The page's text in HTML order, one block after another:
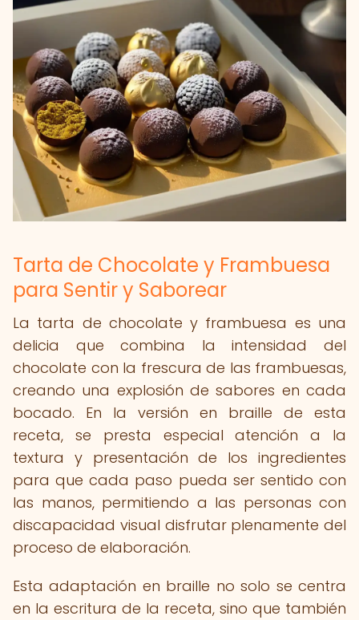
Tarta de Chocolate y Frambuesa
para Sentir y Saborear
La tarta de chocolate y frambuesa es una
delicia que combina la intensidad del
chocolate con la frescura de las frambuesas,
creando una explosión de sabores en cada
bocado. En la versión en braille de esta
receta, se presta especial atención a la
textura y presentación de los ingredientes
para que cada paso pueda ser sentido con
las manos, permitiendo a las personas con
discapacidad visual disfrutar plenamente del
proceso de elaboración.
Esta adaptación en braille no solo se centra
en la escritura de la receta, sino que también